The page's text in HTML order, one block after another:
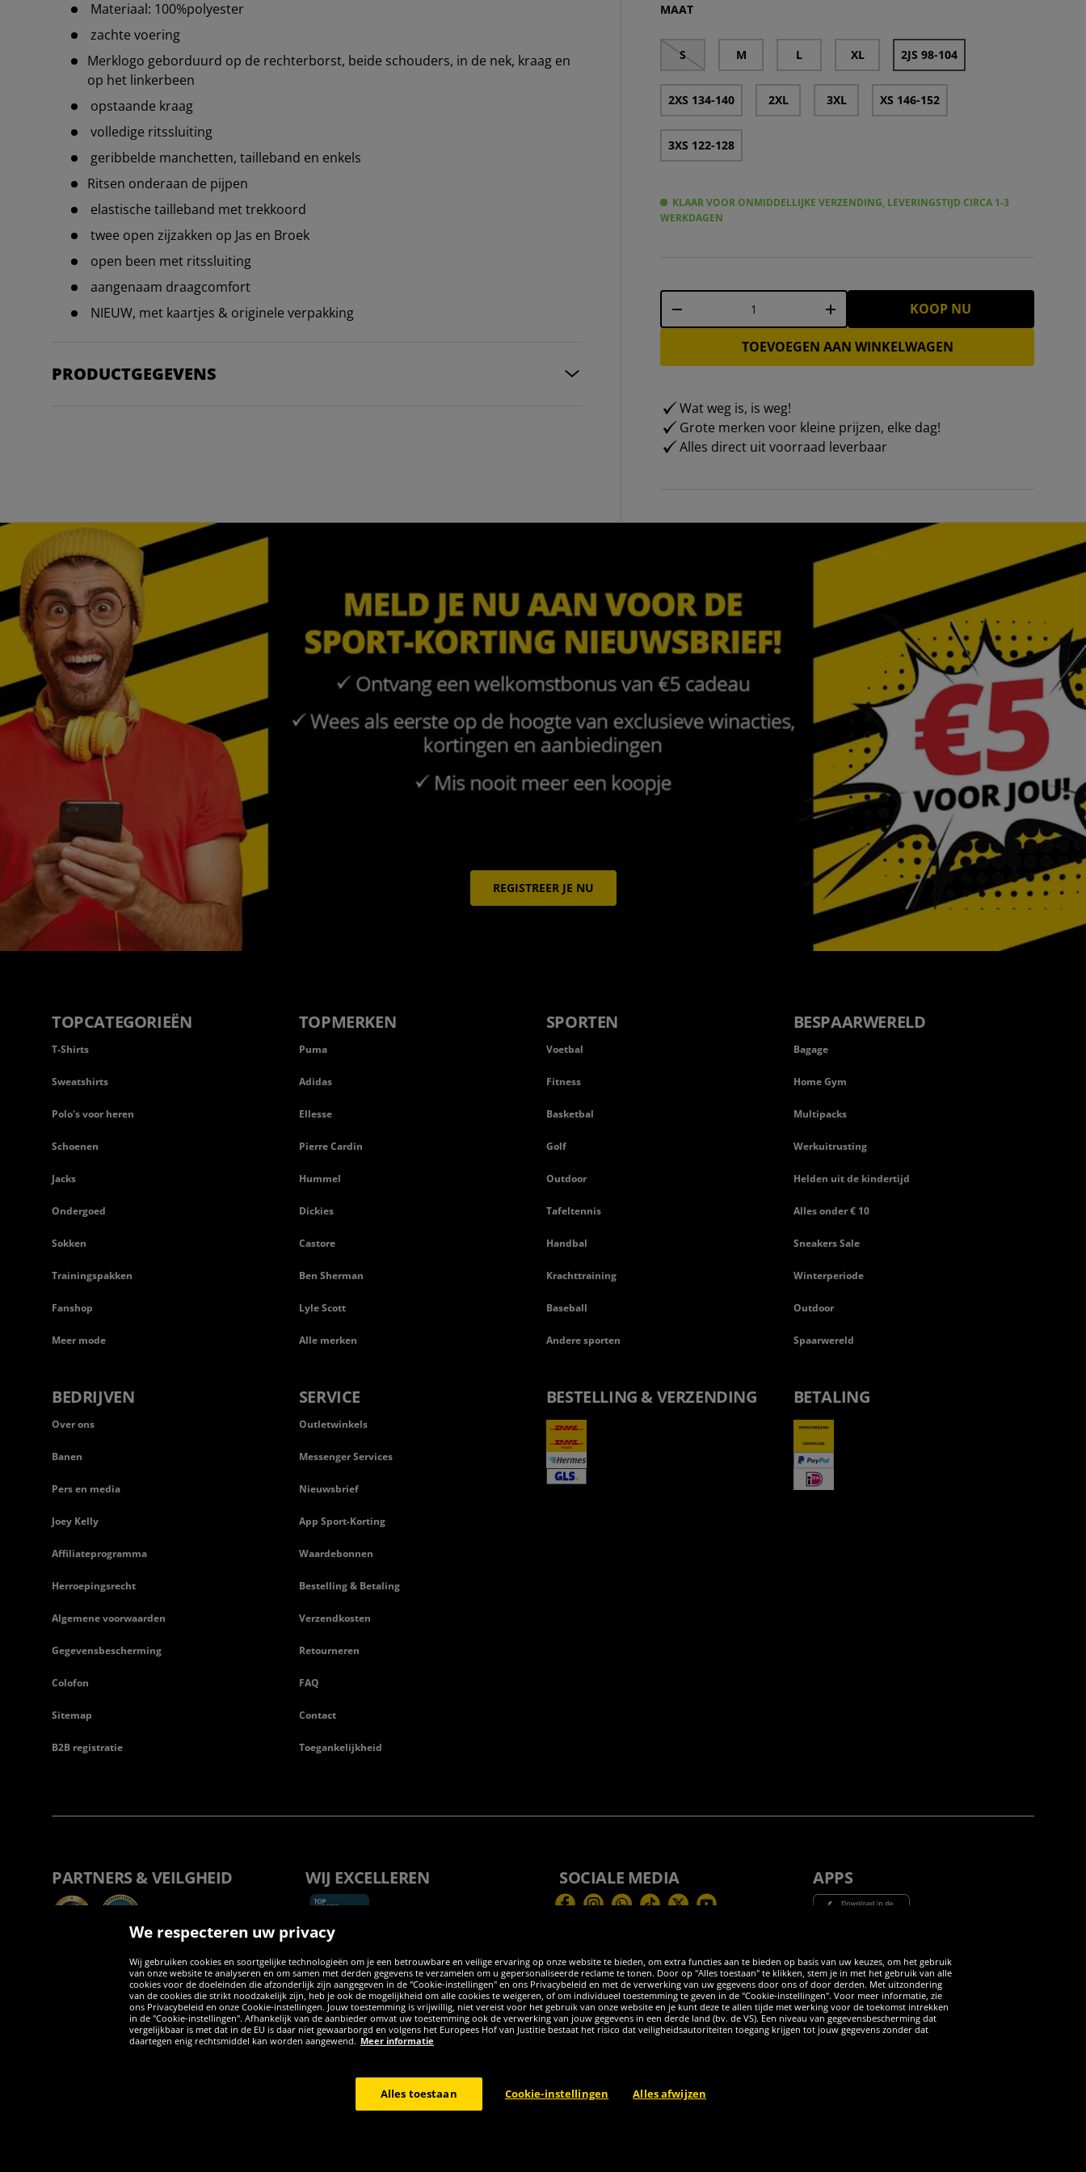
Materiaal: 100%polyester
zachte voering
Merklogo geborduurd op de rechterborst, beide schouders, in de nek, kraag en
op het linkerbeen
opstaande kraag
volledige ritssluiting
geribbelde manchetten, tailleband en enkels
Ritsen onderaan de pijpen
elastische tailleband met trekkoord
twee open zijzakken op Jas en Broek
open been met ritssluiting
aangenaam draagcomfort
NIEUW, met kaartjes & originele verpakking
PRODUCTGEGEVENS
MAAT
S M L XL 2JS 98-104
2XS 134-140 2XL 3XL XS 146-152
3XS 122-128
KLAAR VOOR ONMIDDELLIJKE VERZENDING, LEVERINGSTIJD CIRCA 1-3
WERKDAGEN
Aantal
- + KOOP NU
TOEVOEGEN AAN WINKELWAGEN
Wat weg is, is weg!
Grote merken voor kleine prijzen, elke dag!
Alles direct uit voorraad leverbaar
REGISTREER JE NU
TOPCATEGORIEËN
T-Shirts
Sweatshirts
Polo's voor heren
Schoenen
Jacks
Ondergoed
Sokken
Trainingspakken
Fanshop
Meer mode
TOPMERKEN
Puma
Adidas
Ellesse
Pierre Cardin
Hummel
Dickies
Castore
Ben Sherman
Lyle Scott
Alle merken
SPORTEN
Voetbal
Fitness
Basketbal
Golf
Outdoor
Tafeltennis
Handbal
Krachttraining
Baseball
Andere sporten
BESPAARWERELD
Bagage
Home Gym
Multipacks
Werkuitrusting
Helden uit de kindertijd
Alles onder € 10
Sneakers Sale
Winterperiode
Outdoor
Spaarwereld
BEDRIJVEN
Over ons
Banen
Pers en media
Joey Kelly
Affiliateprogramma
Herroepingsrecht
Algemene voorwaarden
Gegevensbescherming
Colofon
Sitemap
B2B registratie
SERVICE
Outletwinkels
Messenger Services
Nieuwsbrief
App Sport-Korting
Waardebonnen
Bestelling & Betaling
Verzendkosten
Retourneren
FAQ
Contact
Toegankelijkheid
BESTELLING & VERZENDING BETALING
PARTNERS & VEILGHEID WIJ EXCELLEREN SOCIALE MEDIA
FacebookInstagramWhatsApp
TikTokTwitterYouTube
APPS
*Alle prijzen incl. wettelijke btw excl. verzendingskosten en eventueel kosten voor levering ter plaatse, tenzij anderszins beschreven. 1Huidige of eerdere aanbevolen verkoopprijs van de fabrikant
We respecteren uw privacy
Wij gebruiken cookies en soortgelijke technologieën om je een betrouwbare en veilige ervaring op onze website te bieden, om extra functies aan te bieden op basis van uw keuzes, om het gebruik
van onze website te analyseren en om samen met derden gegevens te verzamelen om u gepersonaliseerde reclame te tonen. Door op "Alles toestaan" te klikken, stem je in met het gebruik van alle
cookies voor de doeleinden die afzonderlijk zijn aangegeven in de "Cookie-instellingen" en ons Privacybeleid en met de verwerking van uw gegevens door ons of door derden. Met uitzondering
van de cookies die strikt noodzakelijk zijn, heb je ook de mogelijkheid om alle cookies te weigeren, of om individueel toestemming te geven in de "Cookie-instellingen". Voor meer informatie, zie
ons Privacybeleid en onze Cookie-instellingen. Jouw toestemming is vrijwillig, niet vereist voor het gebruik van onze website en je kunt deze te allen tijde met werking voor de toekomst intrekken
in de "Cookie-instellingen". Afhankelijk van de aanbieder omvat uw toestemming ook de verwerking van jouw gegevens in een derde land (bv. de VS). Een niveau van gegevensbescherming dat
vergelijkbaar is met dat in de EU is daar niet gewaarborgd en volgens het Europees Hof van Justitie bestaat het risico dat veiligheidsautoriteiten toegang krijgen tot jouw gegevens zonder dat
daartegen enig rechtsmiddel kan worden aangewend. Meer informatie
Cookie-instellingen Alles afwijzen
Alles toestaan